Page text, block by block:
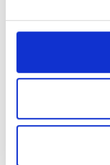
Ich habe als
Ausbildung zur
stellvertretende
Haben Sie
und Möglichkeiten,